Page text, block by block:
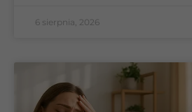
6 sierpnia, 2026